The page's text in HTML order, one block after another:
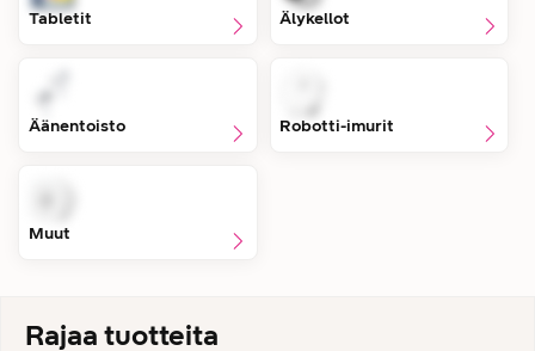
Tabletit Älykellot
Äänentoisto Robotti-imurit
Muut
Rajaa tuotteita